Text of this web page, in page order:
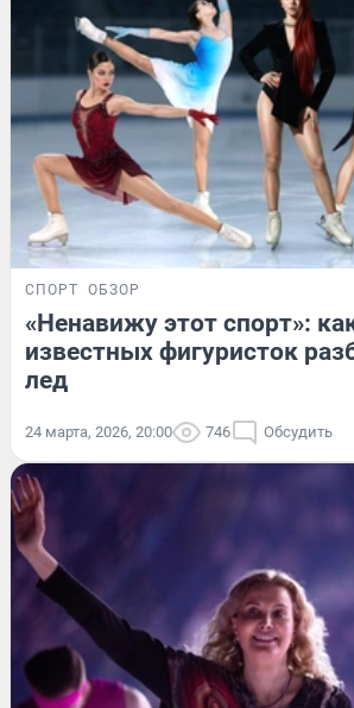
СПОРТ ОБЗОР
«Ненавижу этот спорт»:
известных фигуристок
лед
24 марта, 2026, 20:00 746 Обсудить